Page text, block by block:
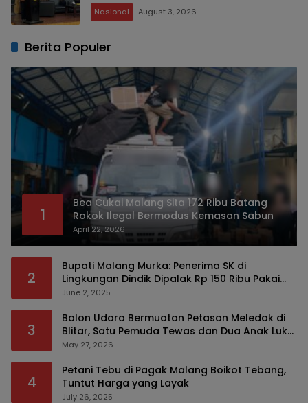
Nasional August 3, 2026
Berita Populer
1
Bea Cukai Malang Sita 172 Ribu Batang
Rokok Ilegal Bermodus Kemasan Sabun
April 22, 2026
2
Bupati Malang Murka: Penerima SK di
Lingkungan Dindik Dipalak Rp 150 Ribu Pakai
Modus Tumpengan, KPK Turut Pantau
June 2, 2025
3
Balon Udara Bermuatan Petasan Meledak di
Blitar, Satu Pemuda Tewas dan Dua Anak Luka
Serius
May 27, 2026
4
Petani Tebu di Pagak Malang Boikot Tebang,
Tuntut Harga yang Layak
July 26, 2025